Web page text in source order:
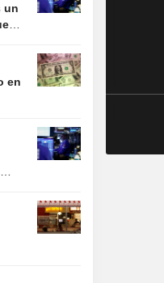
un
en